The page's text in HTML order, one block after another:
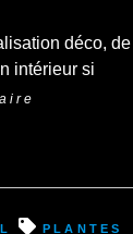
déco, de
intérieur si
plantes